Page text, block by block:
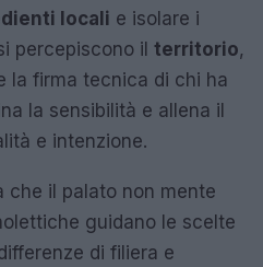
locali e isolare i
percepiscono il territorio,
la firma tecnica di chi ha
la sensibilità e allena il
e intenzione.
che il palato non mente
guidano le scelte
di filiera e